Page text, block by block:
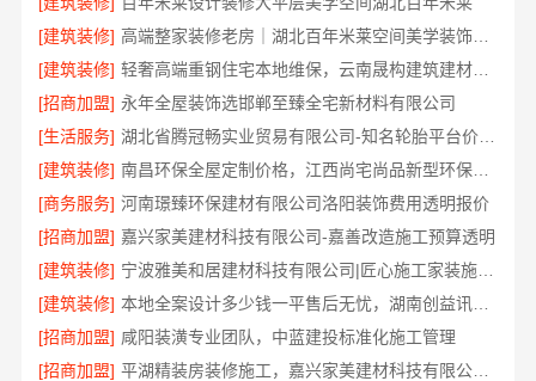
[建筑装修]
高端整家装修老房｜湖北百年米莱空间美学装饰材料有限公司
[建筑装修]
轻奢高端重钢住宅本地维保，云南晟构建筑建材有限公司贴心服务
[招商加盟] 永年全屋装饰选邯郸至臻全宅新材料有限公司
[生活服务]
湖北省腾冠畅实业贸易有限公司-知名轮胎平台价格揭秘
[建筑装修]
南昌环保全屋定制价格，江西尚宅尚品新型环保材料有限公司
[商务服务] 河南璟臻环保建材有限公司洛阳装饰费用透明报价
[招商加盟] 嘉兴家美建材科技有限公司-嘉善改造施工预算透明
[建筑装修]
宁波雅美和居建材科技有限公司|匠心施工家装施工对接渠道
[建筑装修]
[招商加盟] 咸阳装潢专业团队，中蓝建投标准化施工管理
[招商加盟]
平湖精装房装修施工，嘉兴家美建材科技有限公司标准工艺